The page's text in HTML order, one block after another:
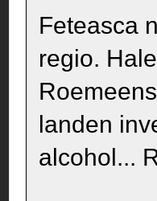
Feteasca
regio.
landen
alcohol...